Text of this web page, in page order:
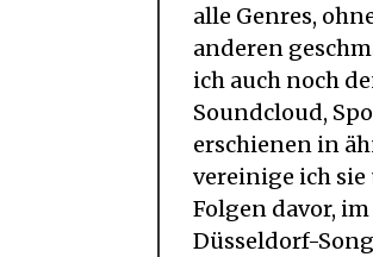
alle Genres,
anderen
ich auch noch
Soundcloud,
erschienen in
vereinige ich
Folgen davor,
Düsseldorf-